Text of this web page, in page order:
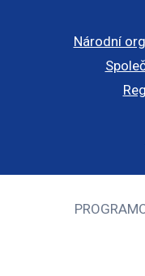
Národní